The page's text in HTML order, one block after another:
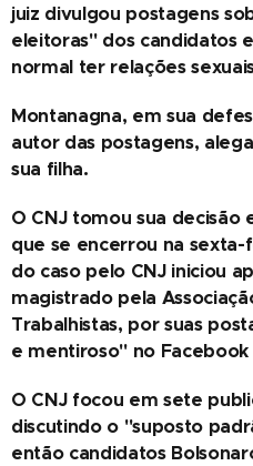
juiz divulgou postagens
eleitoras" dos candidatos
normal ter relações
Montanagna, em sua
autor das postagens,
sua filha.
O CNJ tomou sua
que se encerrou na
do caso pelo CNJ iniciou
magistrado pela
Trabalhistas, por suas
e mentiroso" no
O CNJ focou em sete
discutindo o "suposto
então candidatos